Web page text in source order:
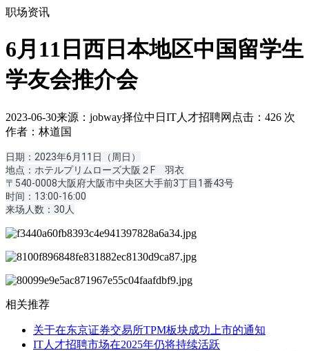
职场资讯
6月11日西日本地区中国留学生
学友会推介会
2023-06-30来源：jobway择位中日IT人才招聘网 点击： 426 次
作者：林道国
日期：2023年6月11日（周日）
地点：ホテルプリムローズ大阪２F 羽衣
〒540-0008大阪府大阪市中央区大手前3丁目1番43号
时间：13:00-16:00
来场人数：30人
相关推荐
关于在东京证券交易所TPM板块成功上市的通知
IT人才招聘市场在2025年仍将持续活跃